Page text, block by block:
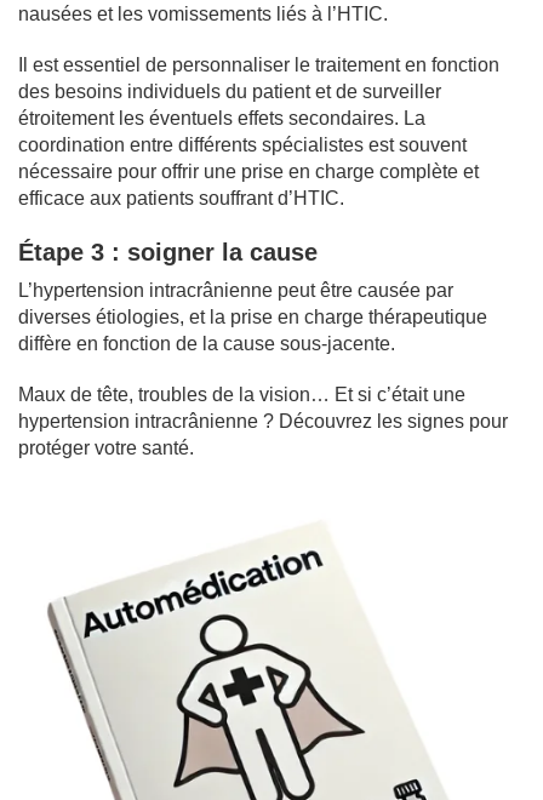
nausées et les vomissements liés à l’HTIC.
Il est essentiel de personnaliser le traitement en fonction
des besoins individuels du patient et de surveiller
étroitement les éventuels effets secondaires. La
coordination entre différents spécialistes est souvent
nécessaire pour offrir une prise en charge complète et
efficace aux patients souffrant d’HTIC.
Étape 3 : soigner la cause
L’hypertension intracrânienne peut être causée par
diverses étiologies, et la prise en charge thérapeutique
diffère en fonction de la cause sous-jacente.
Maux de tête, troubles de la vision… Et si c’était une
hypertension intracrânienne ? Découvrez les signes pour
protéger votre santé.